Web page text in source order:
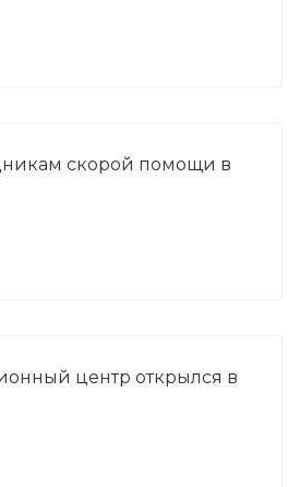
скорой помощи в
центр открылся в